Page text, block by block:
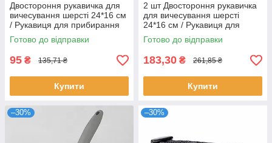
Двостороння рукавичка для
вичесування шерсті 24*16 см
/ Рукавиця для прибирання
шерсті / Щітка-рукавичка для
шерсті
Готово до відправки
95 ₴ 135,71 ₴
Купити
2 шт Двостороння рукавичка
для вичесування шерсті
24*16 см / Рукавиця для
прибирання шерсті / Щітка
для шерсті
Готово до відправки
183,30 ₴ 261,85 ₴
Купити
–30% –30%